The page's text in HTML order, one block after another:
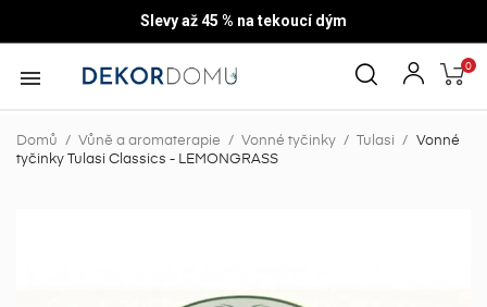
Slevy až 45 % na tekoucí dým
 0
Domů Vůně a aromaterapie Vonné tyčinky Tulasi
Vonné
tyčinky Tulasi Classics - LEMONGRASS